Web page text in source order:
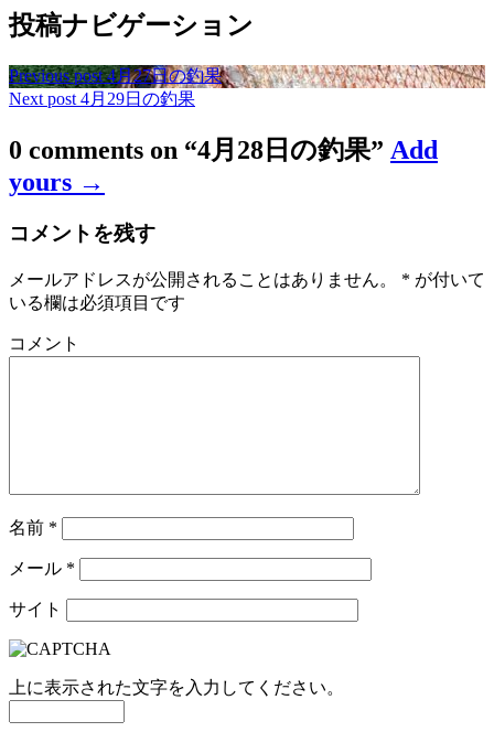
投稿ナビゲーション
Previous post 4月27日の釣果
Next post 4月29日の釣果
0 comments on “4月28日の釣果” Add
yours →
コメントを残す
メールアドレスが公開されることはありません。 * が付いて
いる欄は必須項目です
コメント
名前 *
メール *
サイト
上に表示された文字を入力してください。